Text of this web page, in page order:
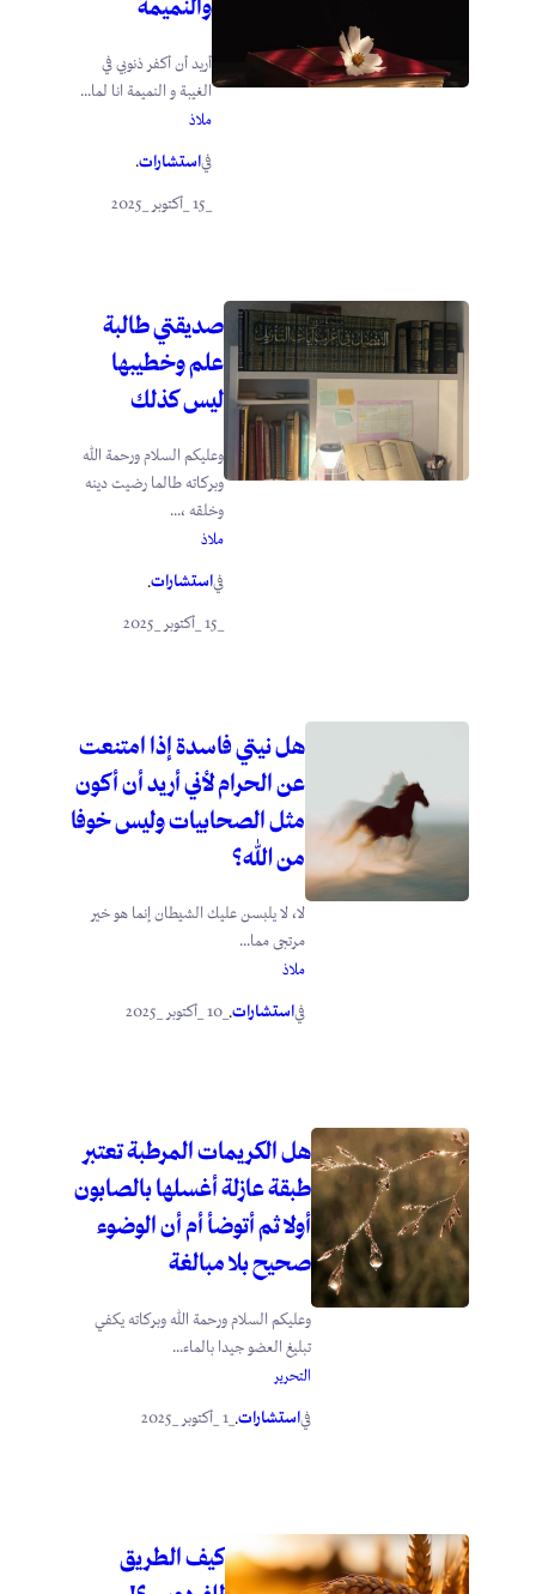
والنميمة
أريد أن أكفر ذنوبي في
الغيبة و النميمة انا لما...
ملاذ
فياستشارات.
صديقتي طالبة
علم وخطيبها
ليس كذلك
وعليكم السلام ورحمة الله
وبركاته طالما رضيت دينه
وخلقه ،...
ملاذ
فياستشارات.
هل نيتي فاسدة إذا امتنعت
عن الحرام لأني أريد أن أكون
مثل الصحابيات وليس خوفا
من الله؟
لا، لا يلبسن عليك الشيطان إنما هو خير
مرتجى مما...
ملاذ
فياستشارات. _10 _أكتوبر _2025
هل الكريمات المرطبة تعتبر
طبقة عازلة أغسلها بالصابون
أولا ثم أتوضأ أم أن الوضوء
صحيح بلا مبالغة
وعليكم السلام ورحمة الله وبركاته يكفي
تبليغ العضو جيدا بالماء...
التحرير
فياستشارات.
كيف الطريق